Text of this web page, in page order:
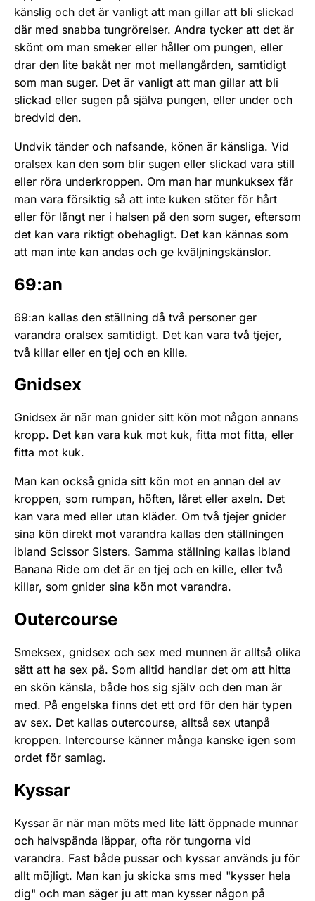
känslig och det är vanligt att man gillar att bli slickad
där med snabba tungrörelser. Andra tycker att det är
skönt om man smeker eller håller om pungen, eller
drar den lite bakåt ner mot mellangår­den, samtidigt
som man suger. Det är vanligt att man gillar att bli
slickad eller sugen på själva pungen, eller under och
bredvid den.
Undvik tänder och nafsande, kö­nen är känsliga. Vid
oralsex kan den som blir sugen eller slickad vara still
eller röra underkroppen. Om man har mun­kuk­sex får
man vara försiktig så att inte kuken stö­ter för hårt
eller för långt ner i halsen på den som suger, eftersom
det kan vara riktigt obehagligt. Det kan kännas som
att man inte kan andas och ge kväljningskänslor.
69:an
69:an kallas den ställning då två personer ger
varandra oralsex samtidigt. Det kan vara två tjejer,
två killar eller en tjej och en kille.
Gnidsex
Gnidsex är när man gnider sitt kön mot någon annans
kropp. Det kan vara kuk mot kuk, fitta mot fitta, eller
fitta mot kuk.
Man kan också gnida sitt kön mot en annan del av
kroppen, som rumpan, höften, låret eller axeln. Det
kan vara med eller utan kläder. Om två tjejer gnider
sina kön direkt mot varandra kallas den ställningen
ibland Scissor Sisters. Samma ställning kallas ibland
Banana Ride om det är en tjej och en kille, eller två
killar, som gnider sina kön mot varandra.
Outercourse
Smeksex, gnidsex och sex med munnen är alltså olika
sätt att ha sex på. Som alltid handlar det om att hitta
en skön känsla, både hos sig själv och den man är
med. På engelska finns det ett ord för den här typen
av sex. Det kallas outercourse, alltså sex utanpå
kroppen. Intercourse känner många kanske igen som
ordet för samlag.
Kyssar
Kyssar är när man möts med lite lätt öppnade munnar
och halvspända läppar, ofta rör tungorna vid
varandra. Fast både pussar och kyssar används ju för
allt möjligt. Man kan ju skicka sms med "kysser hela
dig" och man säger ju att man kysser någon på